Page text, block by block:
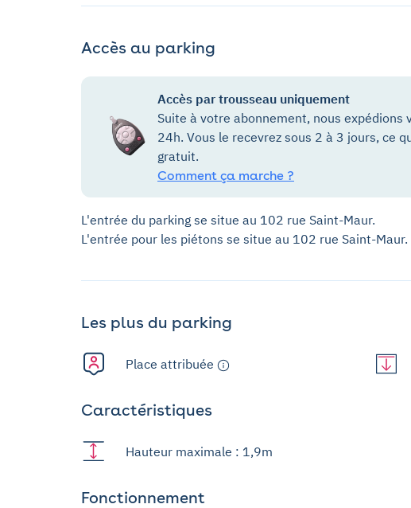
Accès au parking
Accès par trousseau uniquement
Suite à votre abonnement, nous expédions
24h. Vous le recevrez sous 2 à 3 jours, ce
gratuit.
Comment ça marche ?
L'entrée du parking se situe au 102 rue Saint-Maur.
L'entrée pour les piétons se situe au 102 rue Saint-Maur.
Les plus du parking
Place attribuée
Caractéristiques
Hauteur maximale : 1,9m
Fonctionnement